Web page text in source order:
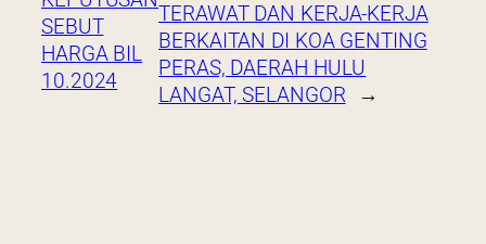
SEBUT
HARGA BIL
10.2024
TERAWAT DAN KERJA-KERJA
BERKAITAN DI KOA GENTING
PERAS, DAERAH HULU
LANGAT, SELANGOR
→